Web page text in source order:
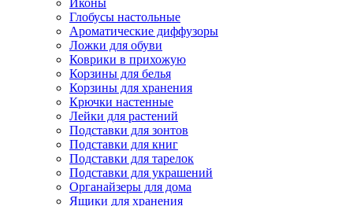
Иконы
Глобусы настольные
Ароматические диффузоры
Ложки для обуви
Коврики в прихожую
Корзины для белья
Корзины для хранения
Крючки настенные
Лейки для растений
Подставки для зонтов
Подставки для книг
Подставки для тарелок
Подставки для украшений
Органайзеры для дома
Ящики для хранения